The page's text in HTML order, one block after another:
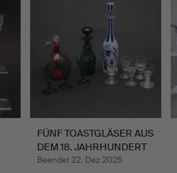
FÜNF TOASTGLÄSER AUS
DEM 18. JAHRHUNDERT
U…
Beendet 22. Dez 2025